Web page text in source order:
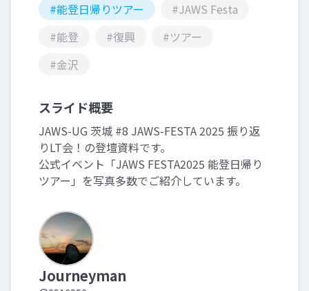
#能登日帰りツアー
#JAWS Festa
#能登
#復興
#ツアー
#金沢
スライド概要
JAWS-UG 茨城 #8 JAWS-FESTA 2025 振り返
りLT会！の登壇資料です。
公式イベント「JAWS FESTA2025 能登日帰り
ツアー」を写真多数でご紹介しています。
Journeyman